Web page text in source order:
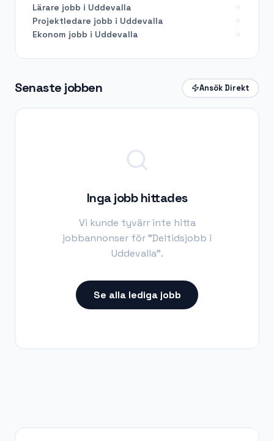
Senaste jobben Ansök Direkt
Inga jobb hittades
Vi kunde tyvärr inte hitta
jobbannonser för "Deltidsjobb i
Uddevalla".
Se alla lediga jobb
Lärare jobb i Uddevalla
Projektledare jobb i Uddevalla
Ekonom jobb i Uddevalla